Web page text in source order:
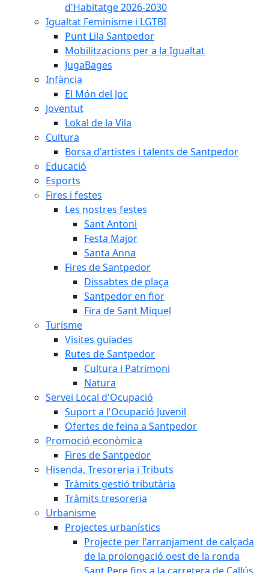
d'Habitatge 2026-2030
Igualtat Feminisme i LGTBI
Punt Lila Santpedor
Mobilitzacions per a la Igualtat
JugaBages
Infància
El Món del Joc
Joventut
Lokal de la Vila
Cultura
Borsa d'artistes i talents de Santpedor
Educació
Esports
Fires i festes
Les nostres festes
Sant Antoni
Festa Major
Santa Anna
Fires de Santpedor
Dissabtes de plaça
Santpedor en flor
Fira de Sant Miquel
Turisme
Visites guiades
Rutes de Santpedor
Cultura i Patrimoni
Natura
Servei Local d'Ocupació
Suport a l'Ocupació Juvenil
Ofertes de feina a Santpedor
Promoció econòmica
Fires de Santpedor
Hisenda, Tresoreria i Tributs
Tràmits gestió tributària
Tràmits tresoreria
Urbanisme
Projectes urbanístics
Projecte per l'arranjament de calçada
de la prolongació oest de la ronda